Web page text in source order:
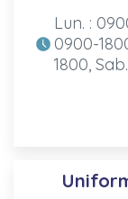
Lun. :
0900-
1800,